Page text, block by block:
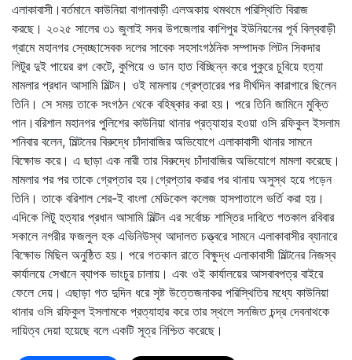
এলাকাবাসী।বর্তমানে কাউনিয়া বাগানবাড়ী এলঅকায় থমথমে পরিস্থিতি বিরাজ
করছে। ২০২৫ সালের ৩১ জুলাই সদর উপজেলার কাশিপুর ইউনিয়নের পূর্ব বিল্ববাড়ী
গ্রামে মহানগর স্বেচ্ছাসেবক দলের সাবেক সহসাংগঠনিক সম্পাদক লিটন সিকদার
লিটুর দুই পায়ের রগ কেটে, কুপিয়ে ও ডান হাত বিচ্ছিন্ন করে পুকুরে চুবিয়ে হত্যা
মামলার প্রধান আসামি মিল্টন। ওই মামলায় গ্রেপ্তারের পর দীর্ঘদিন কারাগারে ছিলেন
তিনি। সে সময় তাকে সংগঠন থেকে বহিষ্কার করা হয়। পরে তিনি জামিনে মুক্তি
পান।বরিশাল মহানগর পুলিশের কাউনিয়া থানার প্রত্যাহার হওয়া ওসি রফিকুল ইসলাম
শনিবার বলেন, মিল্টনের বিরুদ্ধে চাঁদাবাজির অভিযোগে এলাকাবাসী থানার সামনে
বিক্ষোভ করে। এ ছাড়া এক নারী তার বিরুদ্ধে চাঁদাবাজির অভিযোগে মামলা করেছে।
মামলার পর পর তাকে গ্রেপ্তার হয়।গ্রেপ্তার করার পর থানায় অসুস্থ হয়ে পড়েন
তিনি। তাকে বরিশাল শের-ই বাংলা মেডিকেল কলেজ হাসপাতালে ভর্তি করা হয়।
এদিকে লিটু হত্যার প্রধান আসামি মিল্টন এর সর্বোচ্চ শাস্তির দাবিতে গতকাল রবিবার
সকালে নগরীর ফজলুল হক এভিনিউস্থ আদালত চত্ত্বরে সামনে এলাকাবাসীর ব্যানারে
বিক্ষোভ মিছিল অনুষ্ঠিত হয়। পরে গতকাল রাতে বিক্ষুদ্ধ এলাকাবাসী মিল্টনের নিজস্ব
কার্যালয়ে সেখানে ব্যাপক ভাংচুর চালায়। এবং ওই কার্যালয়ের আসবাবপত্র বাইরে
ফেলে দেয়। এছাড়া গত দুদিন ধরে সৃষ্ট উত্তেজনাকর পরিস্থিতির মধ্যে কাউনিয়া
থানার ওসি রফিকুল ইসলামকে প্রত্যাহার করে তার স্থলে সনজিত চন্দ্র দেবনাথকে
দায়িত্ব দেয়া হয়েছে বলে একটি সূত্র নিশ্চিত করেছে।